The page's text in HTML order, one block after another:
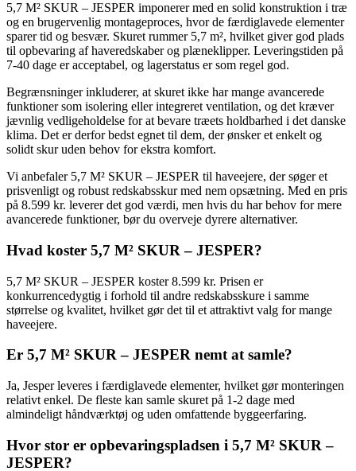
5,7 M² SKUR – JESPER imponerer med en solid konstruktion i træ
og en brugervenlig montageproces, hvor de færdiglavede elementer
sparer tid og besvær. Skuret rummer 5,7 m², hvilket giver god plads
til opbevaring af haveredskaber og plæneklipper. Leveringstiden på
7-40 dage er acceptabel, og lagerstatus er som regel god.
Begrænsninger inkluderer, at skuret ikke har mange avancerede
funktioner som isolering eller integreret ventilation, og det kræver
jævnlig vedligeholdelse for at bevare træets holdbarhed i det danske
klima. Det er derfor bedst egnet til dem, der ønsker et enkelt og
solidt skur uden behov for ekstra komfort.
Vi anbefaler 5,7 M² SKUR – JESPER til haveejere, der søger et
prisvenligt og robust redskabsskur med nem opsætning. Med en pris
på 8.599 kr. leverer det god værdi, men hvis du har behov for mere
avancerede funktioner, bør du overveje dyrere alternativer.
Hvad koster 5,7 M² SKUR – JESPER?
5,7 M² SKUR – JESPER koster 8.599 kr. Prisen er
konkurrencedygtig i forhold til andre redskabsskure i samme
størrelse og kvalitet, hvilket gør det til et attraktivt valg for mange
haveejere.
Er 5,7 M² SKUR – JESPER nemt at samle?
Ja, Jesper leveres i færdiglavede elementer, hvilket gør monteringen
relativt enkel. De fleste kan samle skuret på 1-2 dage med
almindeligt håndværktøj og uden omfattende byggeerfaring.
Hvor stor er opbevaringspladsen i 5,7 M² SKUR –
JESPER?